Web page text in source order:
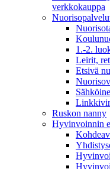
verkkokauppa
1.-2.
Leirit,
Etsivä
Ruskon nanny
Hyvinvoinnin